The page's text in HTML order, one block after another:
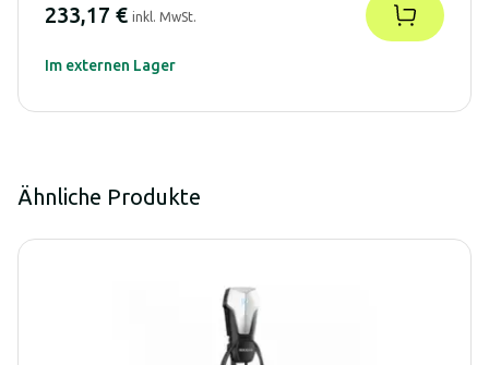
233,17 € inkl. MwSt.
Im externen Lager
Ähnliche Produkte